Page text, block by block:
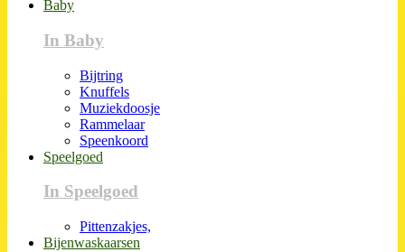
Baby
In Baby
Bijtring
Knuffels
Muziekdoosje
Rammelaar
Speenkoord
Speelgoed
In Speelgoed
Pittenzakjes,
Bijenwaskaarsen